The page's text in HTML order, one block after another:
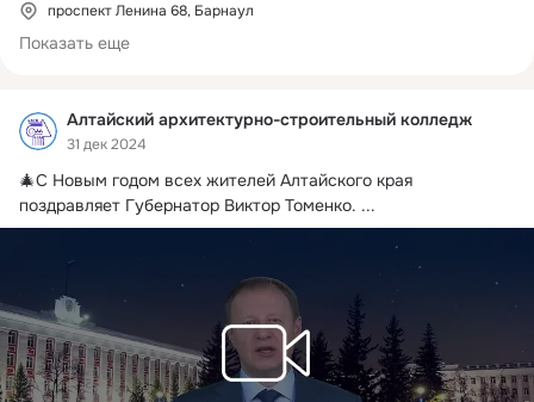
Алтайский архитектурно-строительный колледж
31 дек 2024
🎄С Новым годом всех жителей Алтайского края
поздравляет Губернатор Виктор Томенко. ...
проспект Ленина 68, Барнаул
Показать еще